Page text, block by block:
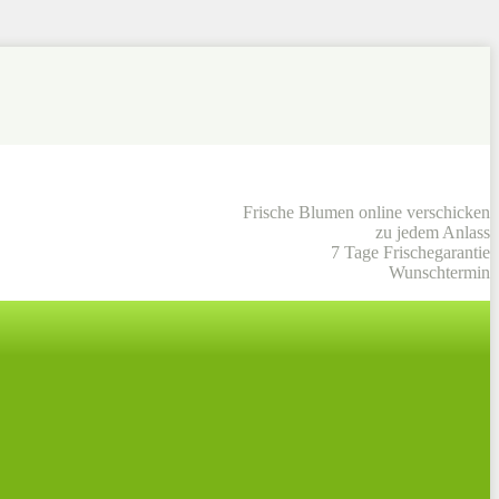
Frische Blumen online verschicken
zu jedem Anlass
7 Tage Frischegarantie
Wunschtermin